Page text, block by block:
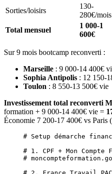
Sorties/loisirs
130-
280€/mois
Total mensuel
1 000-1
600€
Sur 9 mois bootcamp reconverti :
Marseille : 9 000-14 400€
Sophia Antipolis : 12 150-
Toulon : 8 550-13 500€ vie
Investissement total reconverti
formation + 9 000-14 400€ vie =
Économie 7 200-17 400€ vs Paris
# Setup démarche
# 1. CPF + Mon Compte
#